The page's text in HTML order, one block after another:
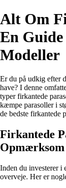
Alt Om
En Guide
Modeller
Er du på udkig efter
have? I denne
typer firkantede
kæmpe parasoller i
de bedste firkantede
Firkantede
Opmærksom
Inden du investerer i
overveje. Her er